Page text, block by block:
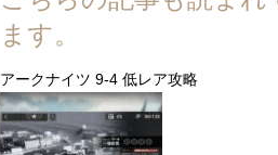
ます。
アークナイツ 9-4 低レア攻略